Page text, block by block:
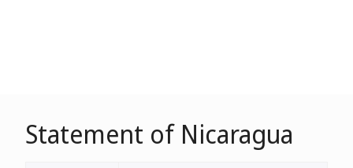
Statement of Nicaragua